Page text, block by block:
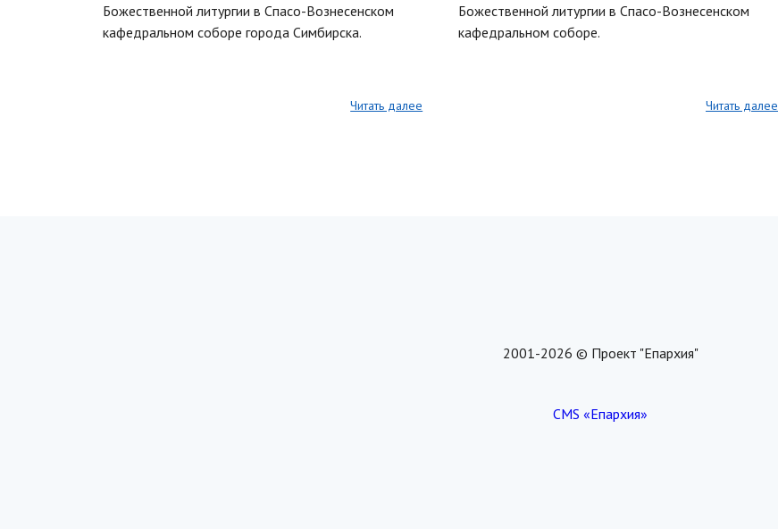
Божественной литургии в Спасо-Вознесенском
кафедральном соборе города Симбирска.
Читать далее
Божественной литургии в Спасо-Вознесенском
кафедральном соборе.
Читать далее
2001-2026 © Проект "Епархия"
CMS «Епархия»